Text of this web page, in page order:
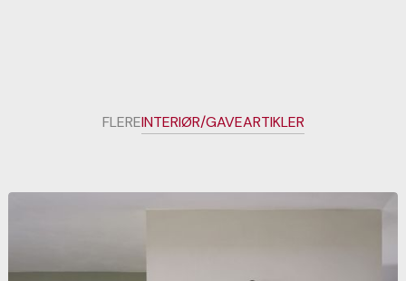
FLEREINTERIØR/GAVEARTIKLER